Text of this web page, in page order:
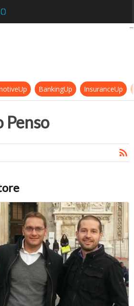
Jacopo Penso
BankingUp InsuranceUp
Penso